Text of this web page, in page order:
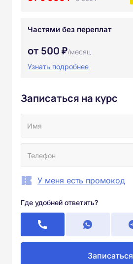
Частями без переплат
от 500 ₽/месяц
Узнать подробнее
Записаться на курс
У меня есть промокод
Где удобней ответить?
Записаться